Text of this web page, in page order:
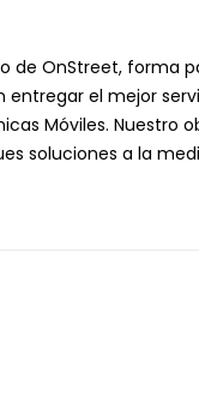
de OnStreet, forma
entregar el mejor
Móviles. Nuestro
soluciones a la